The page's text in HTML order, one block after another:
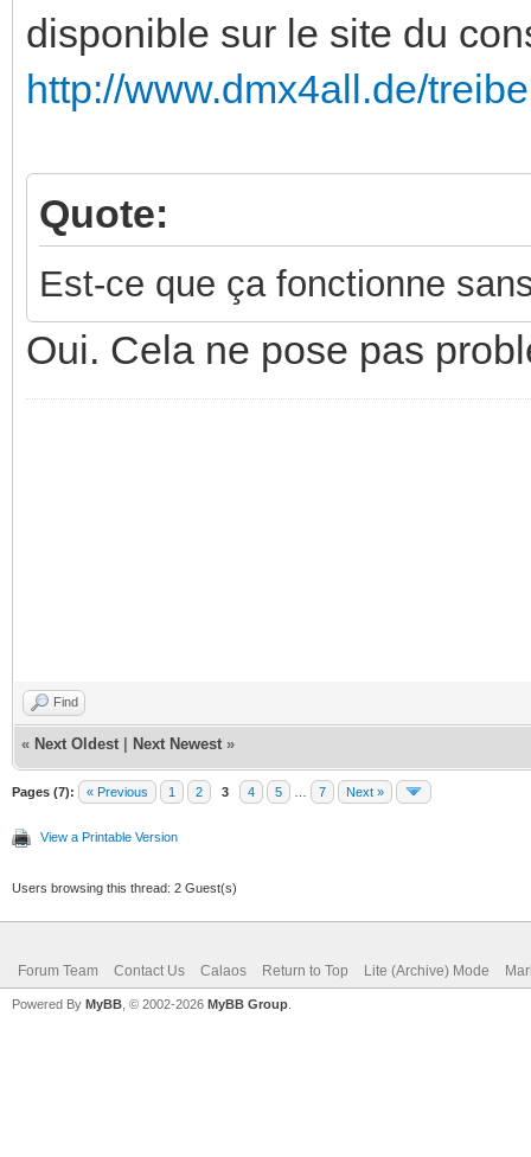
disponible sur le site du
http://www.dmx4all.de/
Quote:
Est-ce que ça fonctionne
Oui. Cela ne pose pas
Find
« Next Oldest Next Newest »
Pages (7): « Previous 1 2 3 4 5 7 Next »
View a Printable Version
Users browsing this thread: 2 Guest(s)
Forum Team Contact Us Calaos Return to Top Lite (Archive) Mode
Powered By MyBB , © 2002-2026 MyBB Group